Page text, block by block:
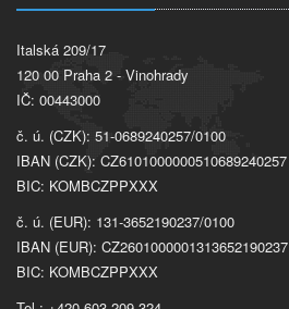
Italská 209/17
120 00 Praha 2 - Vinohrady
IČ: 00443000
č. ú. (CZK): 51-0689240257/0100
IBAN (CZK): CZ6101000000510689240257
BIC: KOMBCZPPXXX
č. ú. (EUR): 131-3652190237/0100
IBAN (EUR): CZ2601000001313652190237
BIC: KOMBCZPPXXX